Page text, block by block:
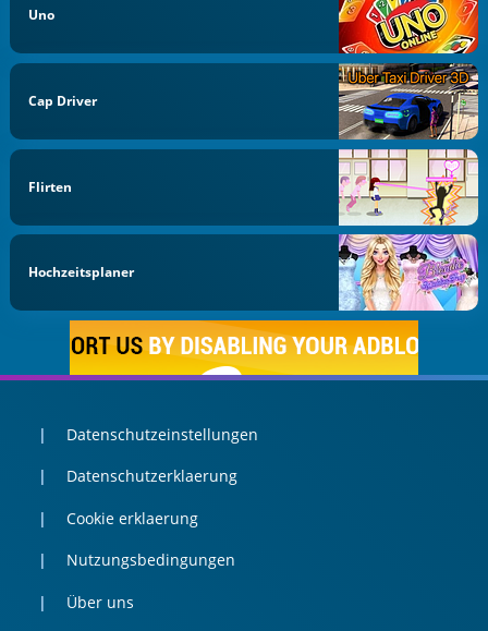
Uno
Cap Driver
Flirten
Hochzeitsplaner
Datenschutzeinstellungen
Datenschutzerklaerung
Cookie erklaerung
Nutzungsbedingungen
Über uns